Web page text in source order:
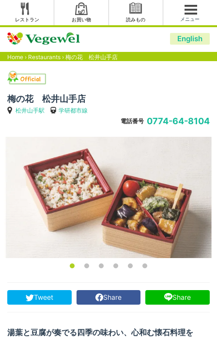
レストラン お買い物 読みもの メニュー
English
Home › Restaurants › 梅の花 松井山手店
梅の花 松井山手店
松井山手駅
学研都市線
電話番号 0774-64-8104
Tweet Share Share
湯葉と豆腐が奏でる四季の味わい、心和む懐石料理を